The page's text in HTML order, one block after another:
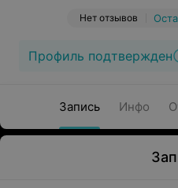
Нет отзывов
Профиль подтвержден
Запись Инфо